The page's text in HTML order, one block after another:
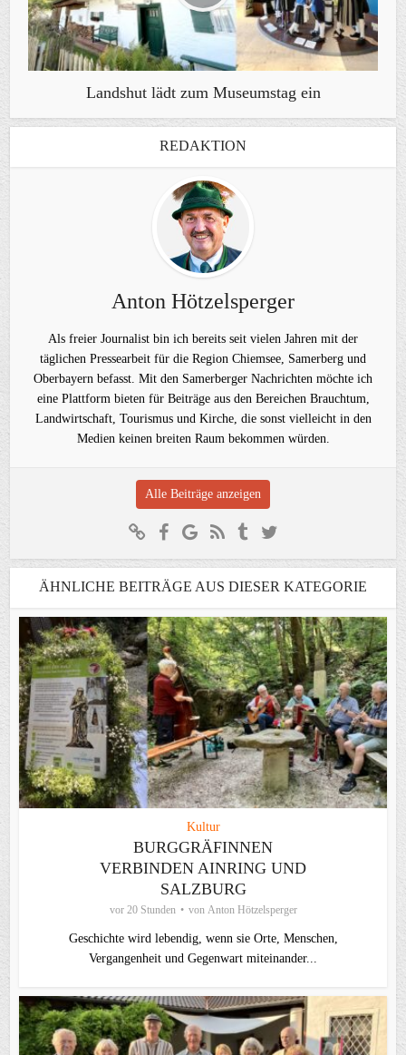
Landshut lädt zum Museumstag ein
REDAKTION
Anton Hötzelsperger
Als freier Journalist bin ich bereits seit vielen Jahren mit der
täglichen Pressearbeit für die Region Chiemsee, Samerberg und
Oberbayern befasst. Mit den Samerberger Nachrichten möchte ich
eine Plattform bieten für Beiträge aus den Bereichen Brauchtum,
Landwirtschaft, Tourismus und Kirche, die sonst vielleicht in den
Medien keinen breiten Raum bekommen würden.
Alle Beiträge anzeigen
ÄHNLICHE BEITRÄGE AUS DIESER KATEGORIE
Kultur
BURGGRÄFINNEN
VERBINDEN AINRING UND
SALZBURG
vor 20 Stunden von Anton Hötzelsperger
Geschichte wird lebendig, wenn sie Orte, Menschen,
Vergangenheit und Gegenwart miteinander...